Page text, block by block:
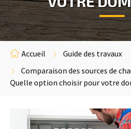
Accueil
Guide des travaux
Comparaison des sources de
Quelle option choisir pour votre